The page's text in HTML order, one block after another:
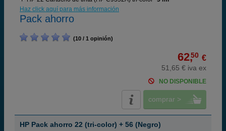
Haz click aquí para más información
Pack ahorro
(10 / 1 opinión)
62,50 €
51,65 € iva ex
NO DISPONIBLE
comprar >
HP Pack ahorro 22 (tri-color) + 56 (Negro)